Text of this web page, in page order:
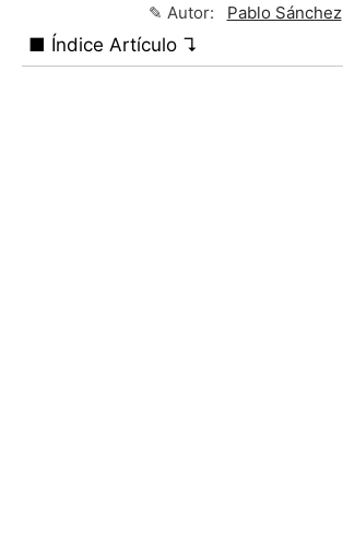
✎ Autor: Pablo Sánchez
■ Índice Artículo ↴